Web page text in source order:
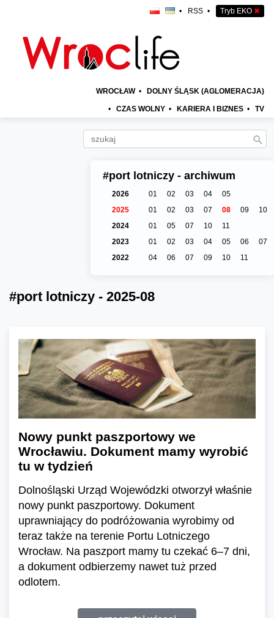
• RSS • Tryb EKO ✖
WROCŁAW • DOLNY ŚLĄSK (AGLOMERACJA)
• CZAS WOLNY • KARIERA I BIZNES • TV
#port lotniczy - archiwum
2026 01 02 03 04
05
2025
01 02 03 07 08 09
10
2024
01 05 07 10
11
2023
01 02 03 04 05 06
07
2022
04 06 07 09 10 11
#port lotniczy - 2025-08
Nowy punkt paszportowy we
Wrocławiu. Dokument mamy wyrobić
tu w tydzień
Dolnośląski Urząd Wojewódzki otworzył właśnie
nowy punkt paszportowy. Dokument
uprawniający do podróżowania wyrobimy od
teraz także na terenie Portu Lotniczego
Wrocław. Na paszport mamy tu czekać 6–7 dni,
a dokument odbierzemy nawet tuż przed
odlotem.